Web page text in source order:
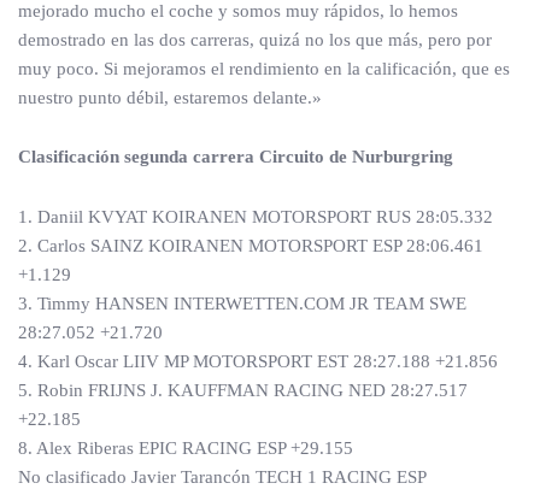
mejorado mucho el coche y somos muy rápidos, lo hemos
demostrado en las dos carreras, quizá no los que más, pero por
muy poco. Si mejoramos el rendimiento en la calificación, que es
nuestro punto débil, estaremos delante.»
Clasificación segunda carrera Circuito de Nurburgring
1. Daniil KVYAT KOIRANEN MOTORSPORT RUS 28:05.332
2. Carlos SAINZ KOIRANEN MOTORSPORT ESP 28:06.461
+1.129
3. Timmy HANSEN INTERWETTEN.COM JR TEAM SWE
28:27.052 +21.720
4. Karl Oscar LIIV MP MOTORSPORT EST 28:27.188 +21.856
5. Robin FRIJNS J. KAUFFMAN RACING NED 28:27.517
+22.185
8. Alex Riberas EPIC RACING ESP +29.155
No clasificado Javier Tarancón TECH 1 RACING ESP